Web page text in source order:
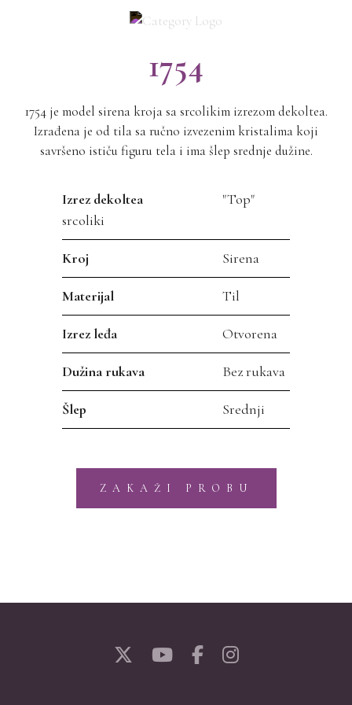
1754
1754 je model sirena kroja sa srcolikim izrezom dekoltea.
Izrađena je od tila sa ručno izvezenim kristalima koji
savršeno ističu figuru tela i ima šlep srednje dužine.
Izrez dekoltea
"Top"
srcoliki
Kroj Sirena
Materijal Til
Izrez leđa Otvorena
Dužina rukava Bez rukava
Šlep Srednji
ZAKAŽI PROBU